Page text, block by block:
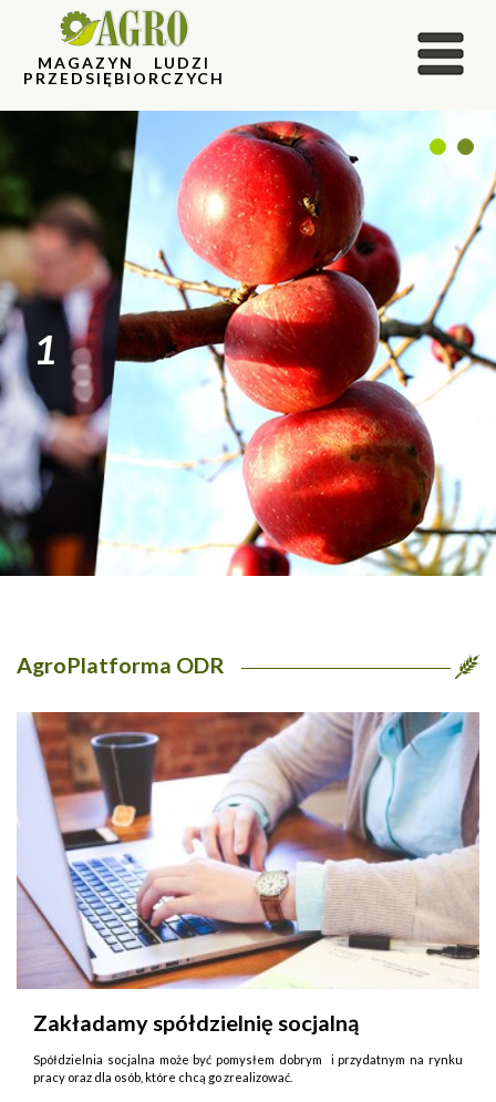
MAGAZYN LUDZI
PRZEDSIĘBIORCZYCH
1
2
1 2
AgroPlatforma ODR
Zakładamy spółdzielnię socjalną
Spółdzielnia socjalna może być pomysłem dobrym i przydatnym na rynku
pracy oraz dla osób, które chcą go zrealizować.